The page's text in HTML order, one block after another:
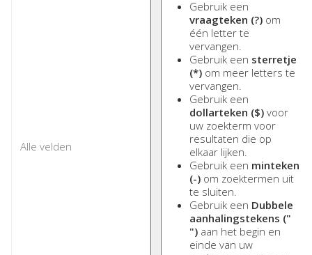
Gebruik een
vraagteken (?) om
één letter te
vervangen.
Gebruik een sterretje
(*) om meer letters te
vervangen.
Gebruik een
dollarteken ($) voor
uw zoekterm voor
resultaten die op
elkaar lijken.
Gebruik een minteken
(-) om zoektermen uit
te sluiten.
Gebruik een Dubbele
aanhalingstekens ("
") aan het begin en
einde van uw